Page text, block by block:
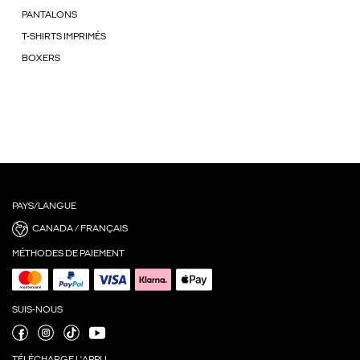
PANTALONS
T-SHIRTS IMPRIMÉS
BOXERS
PAYS/LANGUE
CANADA / FRANÇAIS
MÉTHODES DE PAIEMENT
SUIS-NOUS